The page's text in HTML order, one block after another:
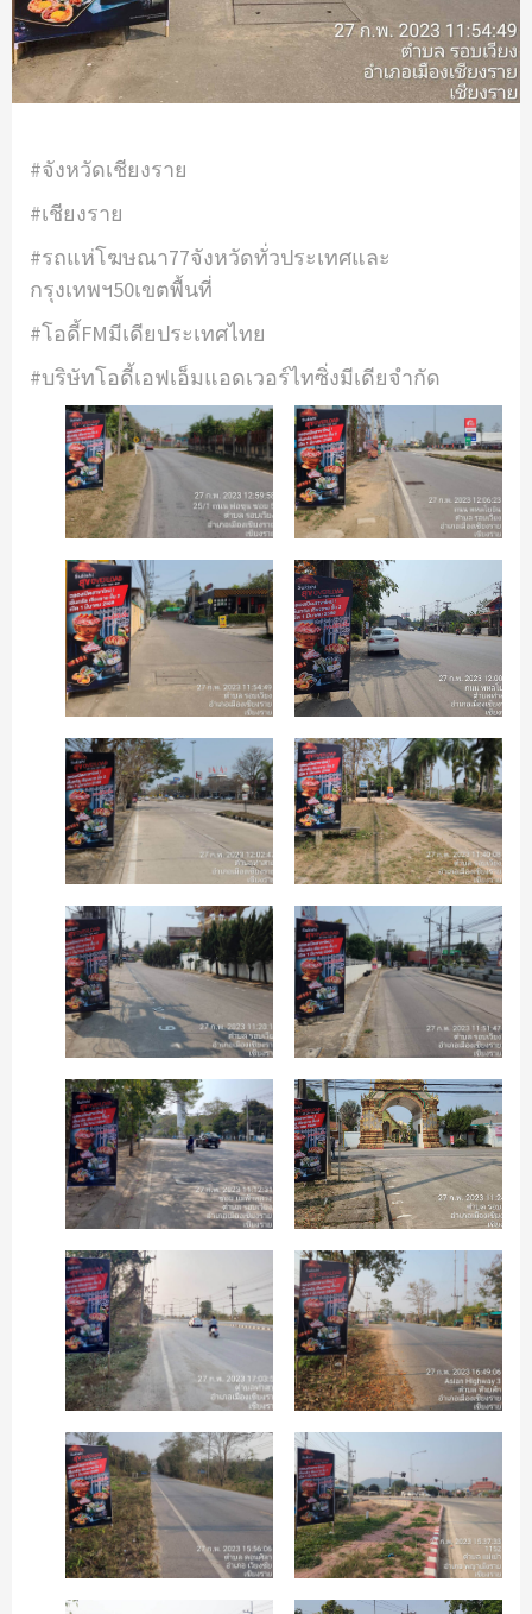
#จังหวัดเชียงราย
#เชียงราย
#รถแห่โฆษณา77จังหวัดทั่วประเทศและ
กรุงเทพฯ50เขตพื้นที่
#โอดี้FMมีเดียประเทศไทย
#บริษัทโอดี้เอฟเอ็มแอดเวอร์ไทซิ่งมีเดียจำกัด